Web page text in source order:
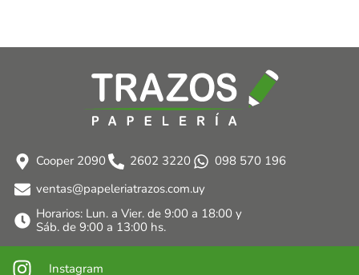
Cooper 2090 2602 3220
098 570 196
ventas@papeleriatrazos.com.uy
Horarios: Lun. a Vier. de 9:00 a 18:00 y
Sáb. de 9:00 a 13:00 hs.
Instagram